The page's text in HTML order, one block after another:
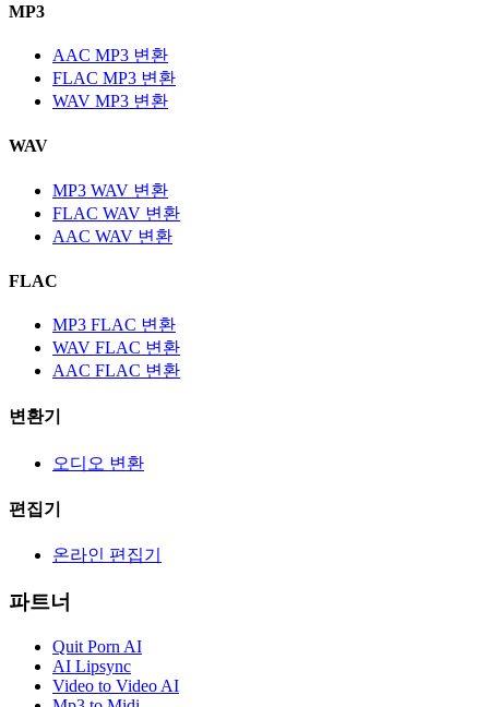
MP3
AAC MP3 변환
FLAC MP3 변환
WAV MP3 변환
WAV
MP3 WAV 변환
FLAC WAV 변환
AAC WAV 변환
FLAC
MP3 FLAC 변환
WAV FLAC 변환
AAC FLAC 변환
변환기
오디오 변환
편집기
온라인 편집기
파트너
Quit Porn AI
AI Lipsync
Video to Video AI